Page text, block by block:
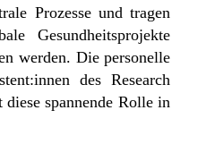
Prozesse und tragen
Gesundheitsprojekte
werden. Die personelle
des Research
spannende Rolle in